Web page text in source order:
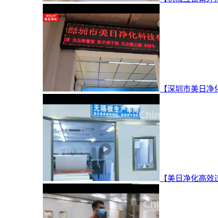
【深圳市美日净
【美日净化高效